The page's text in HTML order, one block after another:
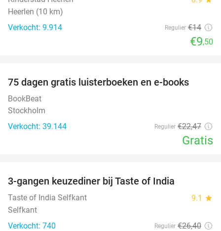
Heerlen (10 km)
Verkocht: 9.914
Regulier €14
€9,50
75 dagen gratis luisterboeken en e-books
BookBeat
Stockholm
Verkocht: 39.144
Regulier €22,47
Gratis
3-gangen keuzediner bij Taste of India
Taste of India Selfkant 9.1 star
Selfkant
Verkocht: 740
Regulier €26,40